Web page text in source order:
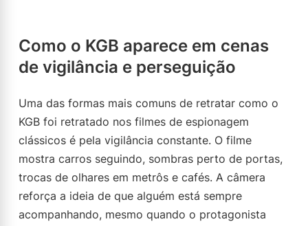
Como o KGB aparece em cenas
de vigilância e perseguição
Uma das formas mais comuns de retratar como o
KGB foi retratado nos filmes de espionagem
clássicos é pela vigilância constante. O filme
mostra carros seguindo, sombras perto de portas,
trocas de olhares em metrôs e cafés. A câmera
reforça a ideia de que alguém está sempre
acompanhando, mesmo quando o protagonista